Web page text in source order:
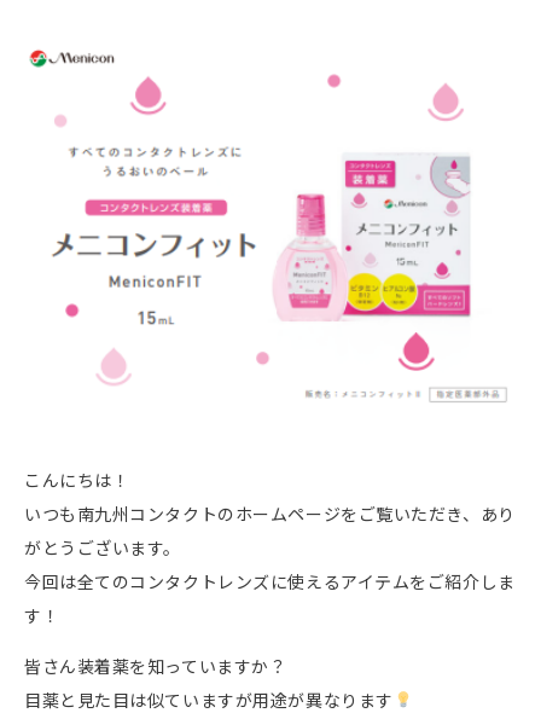
こんにちは！
いつも南九州コンタクトのホームページをご覧いただき、あり
がとうございます。
今回は全てのコンタクトレンズに使えるアイテムをご紹介しま
す！
皆さん装着薬を知っていますか？
目薬と見た目は似ていますが用途が異なります